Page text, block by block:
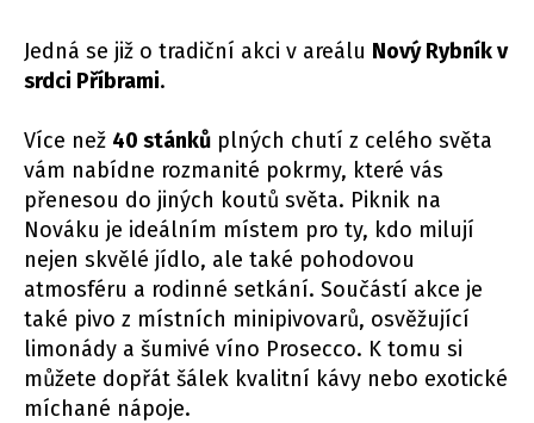
Jedná se již o tradiční akci v areálu Nový Rybník v
srdci Příbrami.
Více než 40 stánků plných chutí z celého světa
vám nabídne rozmanité pokrmy, které vás
přenesou do jiných koutů světa. Piknik na
Nováku je ideálním místem pro ty, kdo milují
nejen skvělé jídlo, ale také pohodovou
atmosféru a rodinné setkání. Součástí akce je
také pivo z místních minipivovarů, osvěžující
limonády a šumivé víno Prosecco. K tomu si
můžete dopřát šálek kvalitní kávy nebo exotické
míchané nápoje.